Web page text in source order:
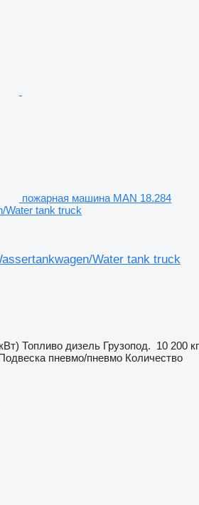
пожарная машина MAN 18.284
Water tank truck
Water tank truck
Топливо дизель Грузопод. 10 200 кг
пневмо/пневмо Количество